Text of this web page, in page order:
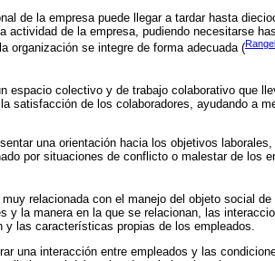
de la empresa puede llegar a tardar hasta
actividad de la empresa, pudiendo necesitarse
organización se integre de forma adecuada (
espacio colectivo y de trabajo colaborativo que
satisfacción de los colaboradores, ayudando a
una orientación hacia los objetivos
por situaciones de conflicto o malestar de los
relacionada con el manejo del objeto social de
y la manera en la que se relacionan, las
las características propias de los empleados.
una interacción entre empleados y las